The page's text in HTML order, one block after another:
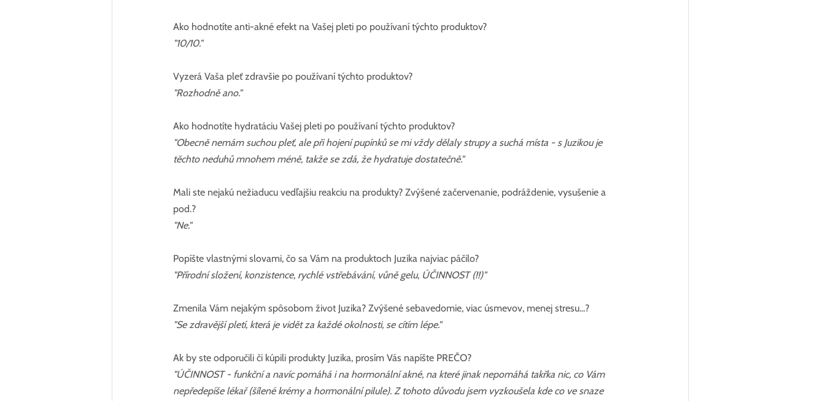
Ako hodnotíte anti-akné efekt na Vašej pleti po používaní týchto produktov?
"10/10."
Vyzerá Vaša pleť zdravšie po používaní týchto produktov?
"Rozhodně ano."
Ako hodnotíte hydratáciu Vašej pleti po používaní týchto produktov?
"Obecně nemám suchou pleť, ale při hojení pupínků se mi vždy dělaly strupy a suchá místa - s Juzikou je
těchto neduhů mnohem méně, takže se zdá, že hydratuje dostatečně."
Mali ste nejakú nežiaducu vedľajšiu reakciu na produkty? Zvýšené začervenanie, podráždenie, vysušenie a
pod.?
"Ne."
Popíšte vlastnými slovami, čo sa Vám na produktoch Juzika najviac páčilo?
"Přírodní složení, konzistence, rychlé vstřebávání, vůně gelu, ÚČINNOST (!!)"
Zmenila Vám nejakým spôsobom život Juzika? Zvýšené sebavedomie, viac úsmevov, menej stresu...?
"Se zdravější pletí, která je vidět za každé okolnosti, se cítím lépe."
Ak by ste odporučili či kúpili produkty Juzika, prosím Vás napíšte PREČO?
"ÚČINNOST - funkční a navíc pomáhá i na hormonální akné, na které jinak nepomáhá takřka nic, co Vám
nepředepíše lékař (šílené krémy a hormonální pilule). Z tohoto důvodu jsem vyzkoušela kde co ve snaze